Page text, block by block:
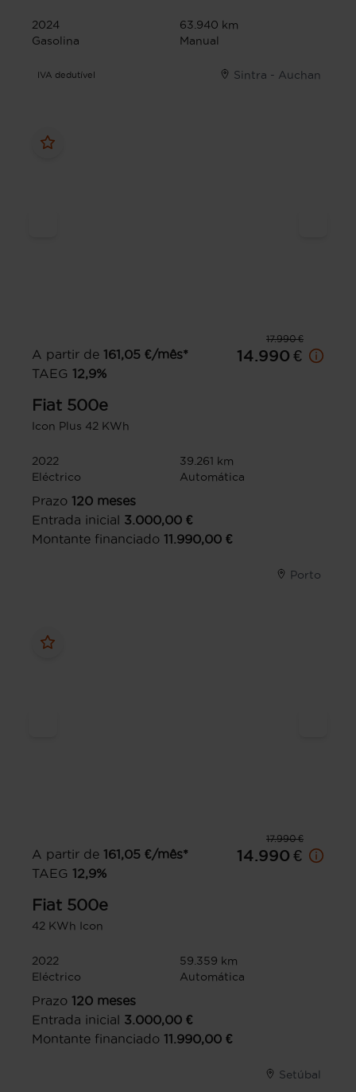
2024
63.940 km
Gasolina
Manual
IVA dedutível Sintra - Auchan
17.990 €
A partir de 161,05 €/mês*
TAEG 12,9%
14.990 €
Fiat 500e
Icon Plus 42 KWh
2022
39.261 km
Eléctrico
Automática
Prazo 120 meses
Entrada inicial 3.000,00 €
Montante financiado 11.990,00 €
Porto
17.990 €
A partir de 161,05 €/mês*
TAEG 12,9%
14.990 €
Fiat 500e
42 KWh Icon
2022
59.359 km
Eléctrico
Automática
Prazo 120 meses
Entrada inicial 3.000,00 €
Montante financiado 11.990,00 €
Setúbal